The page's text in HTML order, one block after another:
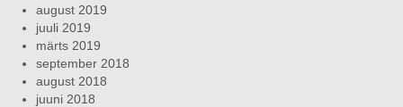
august 2019
juuli 2019
märts 2019
september 2018
august 2018
juuni 2018